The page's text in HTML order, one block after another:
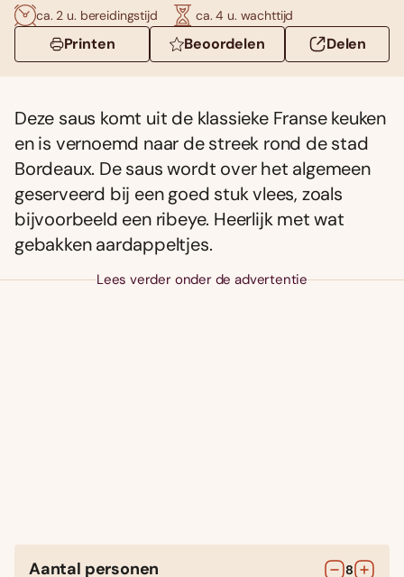
ca. 2 u. bereidingstijd ca. 4 u. wachttijd
Printen Beoordelen Delen
Deze saus komt uit de klassieke Franse keuken
en is vernoemd naar de streek rond de stad
Bordeaux. De saus wordt over het algemeen
geserveerd bij een goed stuk vlees, zoals
bijvoorbeeld een ribeye. Heerlijk met wat
gebakken aardappeltjes.
Lees verder onder de advertentie
Aantal personen 8